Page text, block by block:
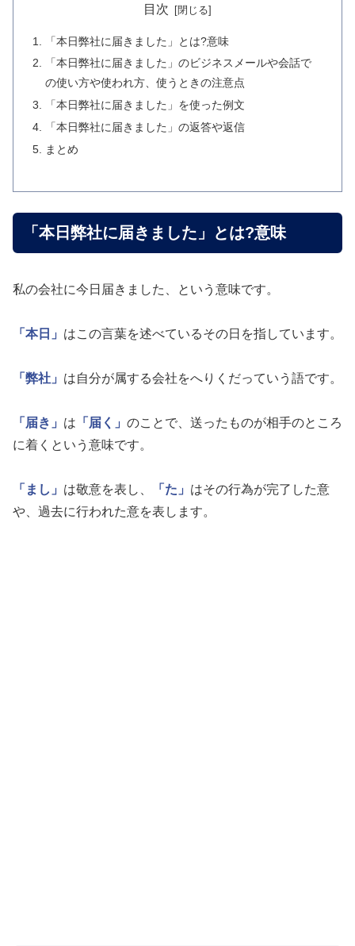
目次
「本日弊社に届きました」とは?意味
「本日弊社に届きました」のビジネスメールや会話で
の使い方や使われ方、使うときの注意点
「本日弊社に届きました」を使った例文
「本日弊社に届きました」の返答や返信
まとめ
「本日弊社に届きました」とは?意味
私の会社に今日届きました、という意味です。
「本日」 はこの言葉を述べているその日を指しています。
「弊社」 は自分が属する会社をへりくだっていう語です。
「届き」 は 「届く」 のことで、送ったものが相手のところ
に着くという意味です。
「まし」 は敬意を表し、 「た」 はその行為が完了した意
や、過去に行われた意を表します。